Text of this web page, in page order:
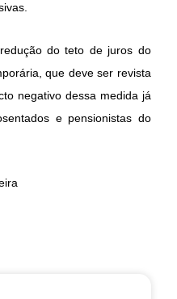
do teto de juros do
que deve ser revista
negativo dessa medida já
e pensionistas do